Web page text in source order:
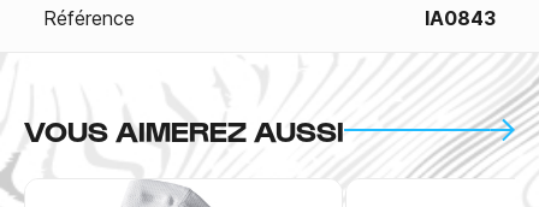
Référence IA0843
VOUS AIMEREZ AUSSI